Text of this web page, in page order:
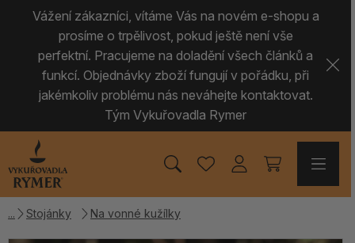
Vážení zákazníci, vítáme Vás na novém e-shopu a
prosíme o trpělivost, pokud ještě není vše
perfektní. Pracujeme na doladění všech článků a
funkcí. Objednávky zboží fungují v pořádku, při
jakémkoliv problému nás neváhejte kontaktovat.
Tým Vykuřovadla Rymer
Stojánky Na vonné kužílky